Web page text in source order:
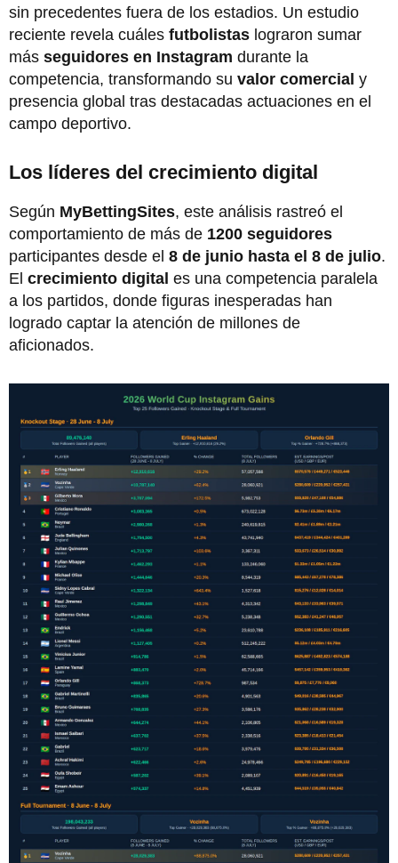
sin precedentes fuera de los estadios. Un estudio
reciente revela cuáles futbolistas lograron sumar
más seguidores en Instagram durante la
competencia, transformando su valor comercial y
presencia global tras destacadas actuaciones en el
campo deportivo.
Los líderes del crecimiento digital
Según MyBettingSites, este análisis rastreó el
comportamiento de más de 1200 seguidores
participantes desde el 8 de junio hasta el 8 de julio.
El crecimiento digital es una competencia paralela
a los partidos, donde figuras inesperadas han
logrado captar la atención de millones de
aficionados.